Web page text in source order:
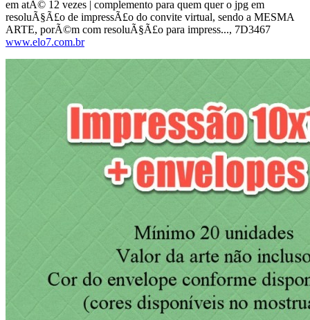
em atÃ© 12 vezes | complemento para quem quer o jpg em
resoluÃ§Ã£o de impressÃ£o do convite virtual, sendo a MESMA
ARTE, porÃ©m com resoluÃ§Ã£o para impress..., 7D3467
www.elo7.com.br